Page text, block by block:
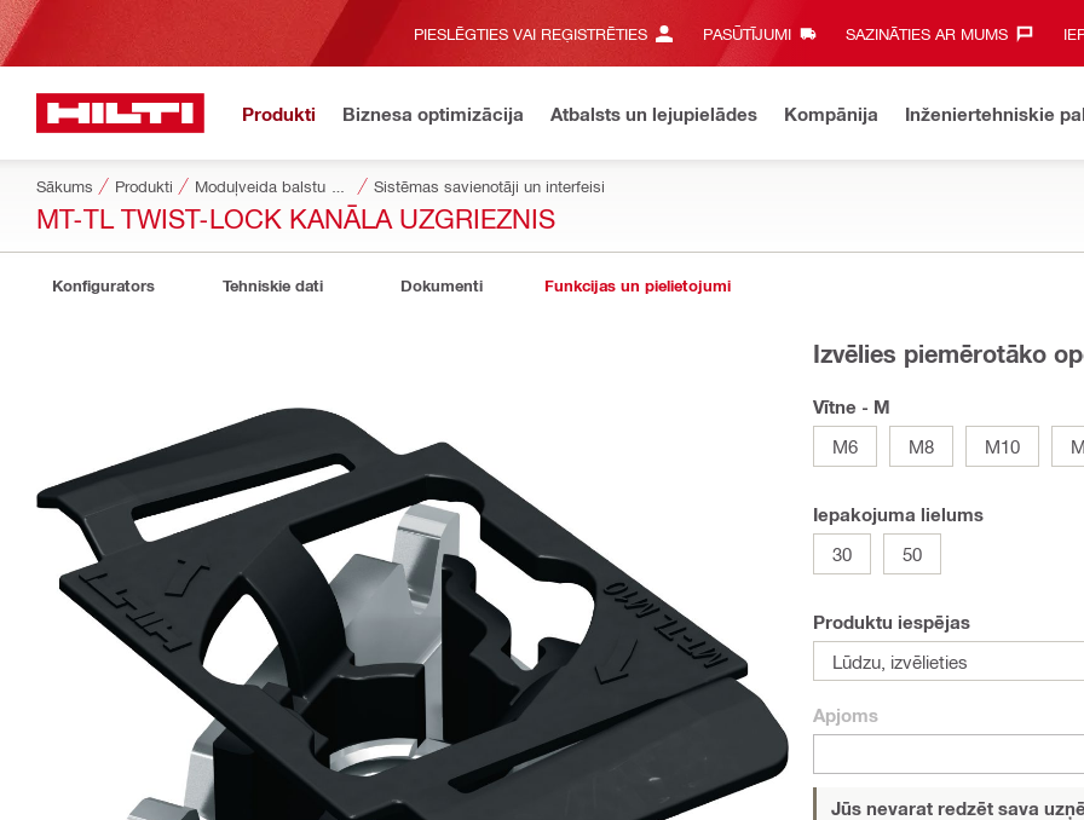
PIESLĒGTIES VAI REĢISTRĒTIES PASŪTĪJUMI SAZINĀTIES AR MUMS‎
Produkti Biznesa optimizācija Atbalsts un lejupielādes Kompānija Inženiertehniskie
Sākums Produkti Sistēmas savienotāji un interfeisi
MT-TL TWIST-LOCK KANĀLA UZGRIEZNIS
Konfigurators Tehniskie dati Dokumenti Funkcijas un pielietojumi
Izvēlies piemērotāko
Vītne - M
M6
M8 M10
Iepakojuma lielums
30
50
Produktu iespējas
Lūdzu, izvēlieties
Apjoms
Jūs nevarat redzēt sava